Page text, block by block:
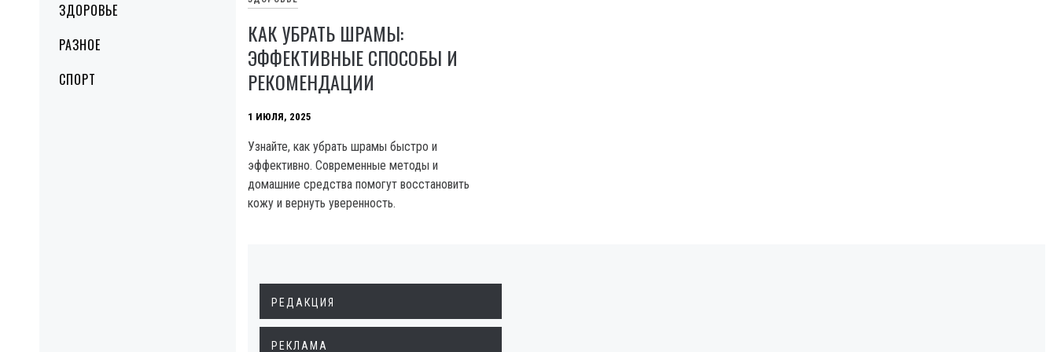
ЗДОРОВЬЕ
РАЗНОЕ
СПОРТ
КАК УБРАТЬ ШРАМЫ:
ЭФФЕКТИВНЫЕ СПОСОБЫ И
РЕКОМЕНДАЦИИ
1 ИЮЛЯ, 2025
Узнайте, как убрать шрамы быстро и
эффективно. Современные методы и
домашние средства помогут восстановить
кожу и вернуть уверенность.
РЕДАКЦИЯ
РЕКЛАМА